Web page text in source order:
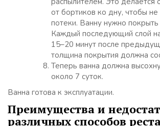
от бортиков ко дну, чтобы не
потеки. Ванну нужно покрыть
Каждый последующий слой
15–20 минут после
толщина покрытия должна
Теперь ванна должна
около 7 суток.
Ванна готова к эксплуатации.
Преимущества и
различных способов